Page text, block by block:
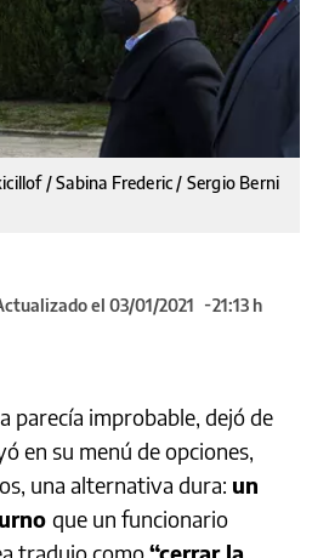
/ Sabina Frederic / Sergio Berni
el 03/01/2021
21:13 h
parecía improbable, dejó de
en su menú de opciones,
una alternativa dura: un
que un funcionario